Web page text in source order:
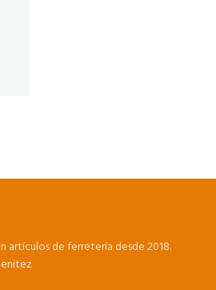
artículos de ferretería desde 2018.